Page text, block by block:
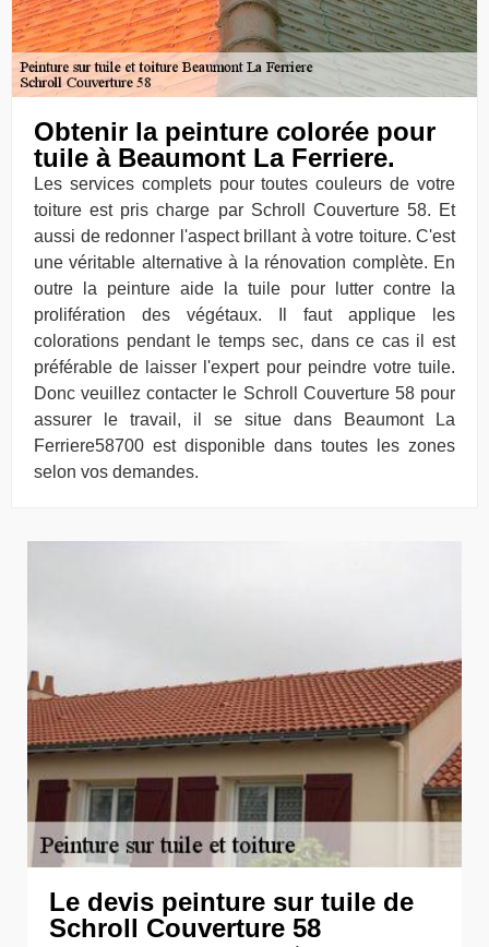
Obtenir la peinture colorée pour
tuile à Beaumont La Ferriere.
Les services complets pour toutes couleurs de votre
toiture est pris charge par Schroll Couverture 58. Et
aussi de redonner l'aspect brillant à votre toiture. C'est
une véritable alternative à la rénovation complète. En
outre la peinture aide la tuile pour lutter contre la
prolifération des végétaux. Il faut applique les
colorations pendant le temps sec, dans ce cas il est
préférable de laisser l'expert pour peindre votre tuile.
Donc veuillez contacter le Schroll Couverture 58 pour
assurer le travail, il se situe dans Beaumont La
Ferriere58700 est disponible dans toutes les zones
selon vos demandes.
Le devis peinture sur tuile de
Schroll Couverture 58